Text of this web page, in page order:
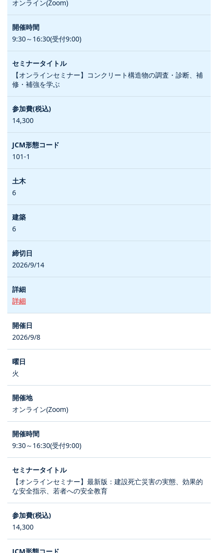
オンライン(Zoom)
9:30～16:30(受付9:00)
【オンラインセミナー】コンクリート構造物の調査・診断、補
修・補強を学ぶ
14,300
101-1
6
6
2026/9/14
詳細
2026/9/8
火
オンライン(Zoom)
9:30～16:30(受付9:00)
【オンラインセミナー】最新版：建設死亡災害の実態、効果的
な安全指示、若者への安全教育
14,300